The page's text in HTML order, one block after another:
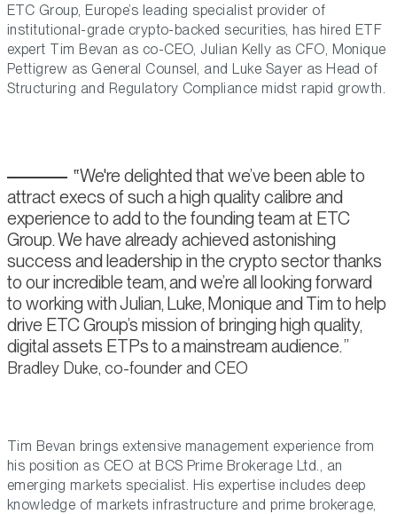
ETC Group, Europe’s leading specialist provider of
institutional-grade crypto-backed securities, has hired ETF
expert Tim Bevan as co-CEO, Julian Kelly as CFO, Monique
Pettigrew as General Counsel, and Luke Sayer as Head of
Structuring and Regulatory Compliance midst rapid growth.
We're delighted that we’ve been able to
attract execs of such a high quality calibre and
experience to add to the founding team at ETC
Group. We have already achieved astonishing
success and leadership in the crypto sector thanks
to our incredible team, and we’re all looking forward
to working with Julian, Luke, Monique and Tim to help
drive ETC Group’s mission of bringing high quality,
digital assets ETPs to a mainstream audience.
Bradley Duke, co-founder and CEO
Tim Bevan brings extensive management experience from
his position as CEO at BCS Prime Brokerage Ltd., an
emerging markets specialist. His expertise includes deep
knowledge of markets infrastructure and prime brokerage,